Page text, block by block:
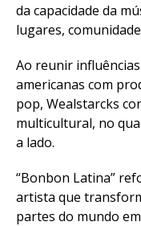
da capacidade da
lugares,
Ao reunir
americanas com
pop, Wealstarcks
multicultural, no
a lado.
“Bonbon Latina”
artista que
partes do mundo